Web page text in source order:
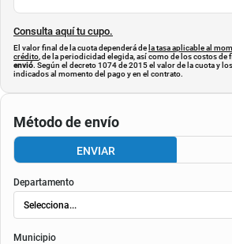
Consulta aquí tu cupo.
El valor final de la cuota dependerá de la tasa aplicable al
crédito , de la periodicidad elegida, así como de los costos de
envió. Según el decreto 1074 de 2015 el valor de la cuota y
indicados al momento del pago y en el contrato.
Método de envío
ENVIAR
Departamento
Municipio